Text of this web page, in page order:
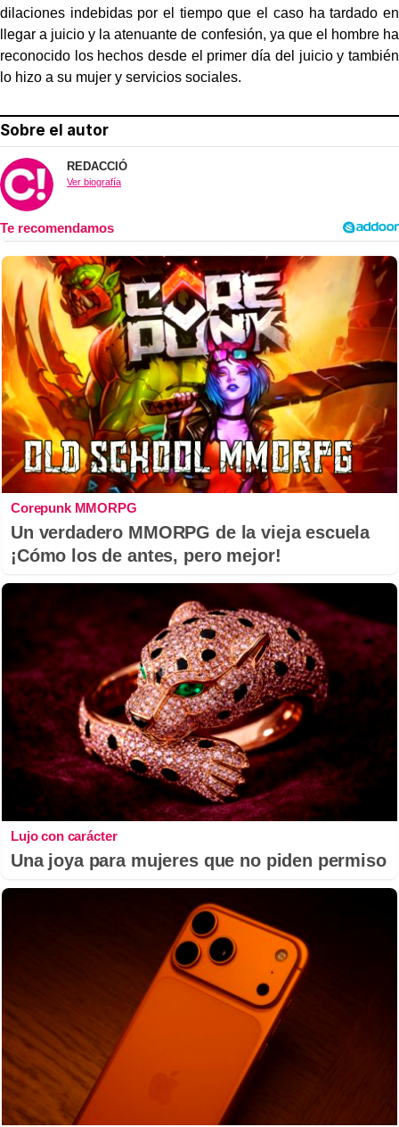
dilaciones indebidas por el tiempo que el caso ha tardado en
llegar a juicio y la atenuante de confesión, ya que el hombre ha
reconocido los hechos desde el primer día del juicio y también
lo hizo a su mujer y servicios sociales.
Sobre el autor
REDACCIÓ
Ver biografía
Corepunk MMORPG
Un verdadero MMORPG de la vieja escuela
¡Cómo los de antes, pero mejor!
Lujo con carácter
Una joya para mujeres que no piden permiso